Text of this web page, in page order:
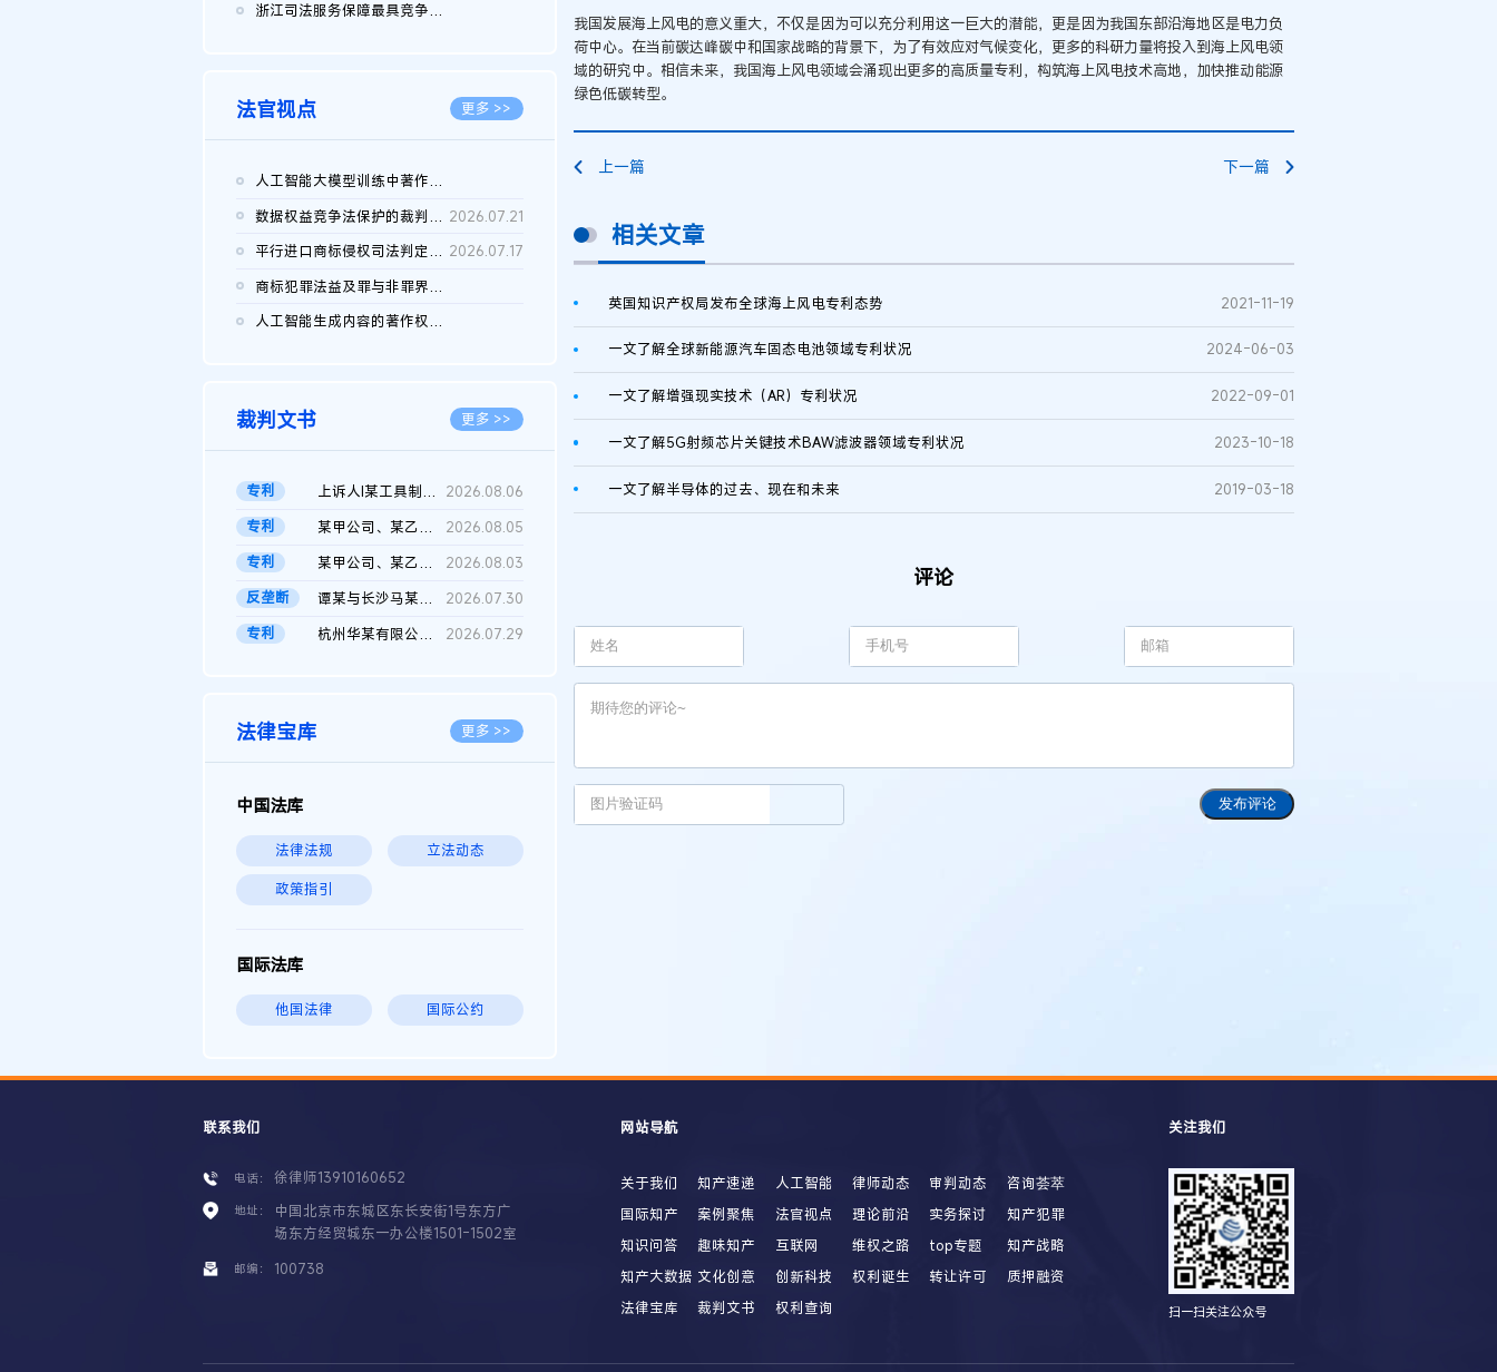
浙江司法服务保障最具竞争力营商环境建设典型案例（第二批）含侵...
法官视点 更多 >>
人工智能大模型训练中著作权的合理使用
2026.07.28
数据权益竞争法保护的裁判路径构建 2026.07.21
平行进口商标侵权司法判定规则的困境与纾解 2026.07.17
商标犯罪法益及罪与非罪界限研究
人工智能生成内容的著作权司法认定：演进逻辑、现实困境与规则建...
裁判文书 更多 >>
专利 上诉人I某工具制品有限公司与被上诉人程某及一审被告中华人民共和...
2026.08.06
专利
某甲公司、某乙公司、某丙公司申请诉前行为保全复议裁定书
2026.08.05
专利
某甲公司、某乙公司、官某与某丙公司专利申请权权属纠纷 二审判决...
2026.08.03
反垄断
谭某与长沙马某堆农产品股份有限公司滥用市场支配地位纠纷二审裁...
2026.07.30
专利
杭州华某有限公司与菲某有限公司侵害发明专利权纠纷 2026.07.29
法律宝库 更多 >>
中国法库
法律法规 立法动态
政策指引
国际法库
他国法律 国际公约
我国发展海上风电的意义重大，不仅是因为可以充分利用这一巨大的潜能，更是因为我国东部沿海地区是电力负
荷中心。在当前碳达峰碳中和国家战略的背景下，为了有效应对气候变化，更多的科研力量将投入到海上风电领
域的研究中。相信未来，我国海上风电领域会涌现出更多的高质量专利，构筑海上风电技术高地，加快推动能源
绿色低碳转型。
上一篇 下一篇
相关文章
英国知识产权局发布全球海上风电专利态势 2021-11-19
一文了解全球新能源汽车固态电池领域专利状况 2024-06-03
一文了解增强现实技术（AR）专利状况 2022-09-01
一文了解5G射频芯片关键技术BAW滤波器领域专利状况 2023-10-18
一文了解半导体的过去、现在和未来 2019-03-18
评论
发布评论
联系我们
电话： 徐律师13910160652
地址：
中国北京市东城区东长安街1号东方广
场东方经贸城东一办公楼1501-1502室
邮编： 100738
网站导航
关于我们 知产速递 人工智能 律师动态 审判动态
咨询荟萃
国际知产
案例聚焦 法官视点 理论前沿 实务探讨
知产犯罪
知识问答
趣味知产 互联网 维权之路 top专题
知产战略
知产大数据 文化创意 创新科技 权利诞生 转让许可
质押融资
法律宝库
裁判文书 权利查询
关注我们
扫一扫关注公众号